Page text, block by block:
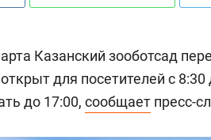
Казанский зооботсад
для посетителей с
до 17:00, сообщает пресс-